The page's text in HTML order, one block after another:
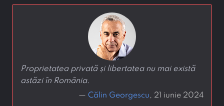
Proprietatea privată și libertatea nu mai există
astăzi în România.
— Călin Georgescu, 21 iunie 2024